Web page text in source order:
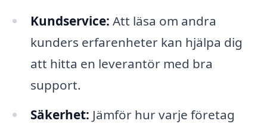
Kundservice: Att läsa om andra
kunders erfarenheter kan hjälpa dig
att hitta en leverantör med bra
support.
Säkerhet: Jämför hur varje företag